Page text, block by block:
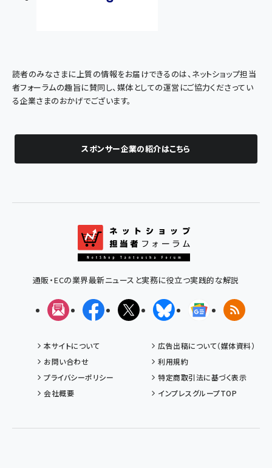
読者のみなさまに上質の情報をお届けできるのは、ネットショップ担当
者フォーラムの趣旨に賛同し、媒体としての運営にご協力くださってい
る企業さまのおかげでございます。
スポンサー企業の紹介はこちら
通販・ECの業界最新ニュースと実務に役立つ実践的な解説
メルマガFacebookX(エックス)BlueskyGoogleニュ
RSS
本サイトについて
広告出稿について（媒体資料）
お問い合わせ
利用規約
プライバシーポリシー
特定商取引法に基づく表示
会社概要
インプレスグループTOP